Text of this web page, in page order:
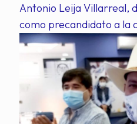
Antonio Leija Villarreal,
como precandidato a la